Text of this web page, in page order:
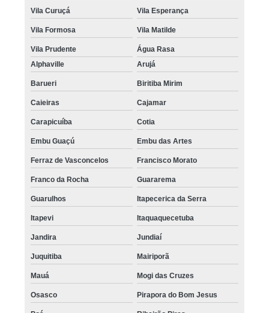
Vila Curuçá Vila Esperança
Vila Formosa Vila Matilde
Vila Prudente
Água Rasa
Alphaville
Arujá
Barueri Biritiba Mirim
Caieiras Cajamar
Carapicuíba Cotia
Embu Guaçú Embu das Artes
Ferraz de Vasconcelos Francisco Morato
Franco da Rocha Guararema
Guarulhos Itapecerica da Serra
Itapevi Itaquaquecetuba
Jandira Jundiaí
Juquitiba Mairiporã
Mauá Mogi das Cruzes
Osasco Pirapora do Bom Jesus